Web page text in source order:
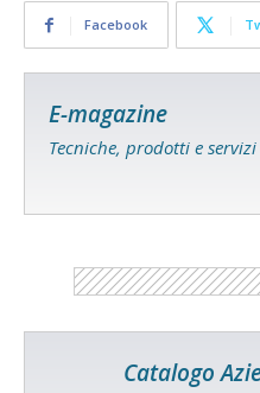
Facebook
E-magazine
Tecniche, prodotti e
Catalogo